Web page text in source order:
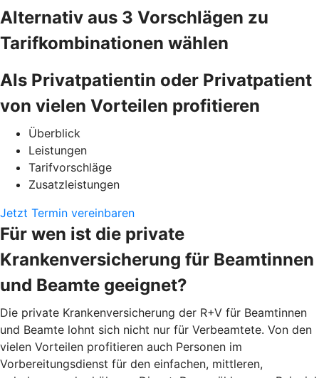
Alternativ aus 3 Vorschlägen zu
Tarifkombinationen wählen
Als Privatpatientin oder Privatpatient
von vielen Vorteilen profitieren
Überblick
Leistungen
Tarifvorschläge
Zusatzleistungen
Jetzt Termin vereinbaren
Für wen ist die private
Krankenversicherung für Beamtinnen
und Beamte geeignet?
Die private Krankenversicherung der R+V für Beamtinnen
und Beamte lohnt sich nicht nur für Verbeamtete. Von den
vielen Vorteilen profitieren auch Personen im
Vorbereitungsdienst für den einfachen, mittleren,